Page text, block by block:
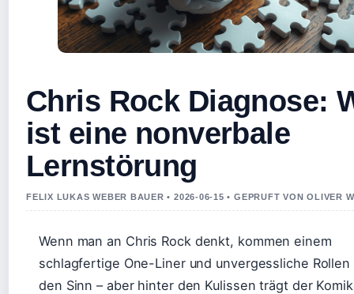
Chris Rock Diagnose:
ist eine nonverbale
Lernstörung
FELIX LUKAS WEBER BAUER • 2026-06-15 • GEPRUFT VON OLIVER
Wenn man an Chris Rock denkt, kommen einem
schlagfertige One-Liner und unvergessliche Rollen
den Sinn – aber hinter den Kulissen trägt der